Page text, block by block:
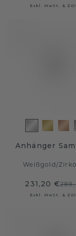
Exkl. MwSt. &
Anhänger
Weißgold/
231,20 €
Exkl. MwSt. &